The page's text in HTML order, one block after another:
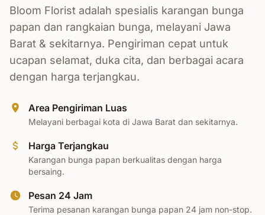
Bloom Florist adalah spesialis karangan bunga
papan dan rangkaian bunga, melayani Jawa
Barat & sekitarnya. Pengiriman cepat untuk
ucapan selamat, duka cita, dan berbagai acara
dengan harga terjangkau.
Area Pengiriman Luas
Melayani berbagai kota di Jawa Barat dan sekitarnya.
Harga Terjangkau
Karangan bunga papan berkualitas dengan harga
bersaing.
Pesan 24 Jam
Terima pesanan karangan bunga papan 24 jam non-stop.